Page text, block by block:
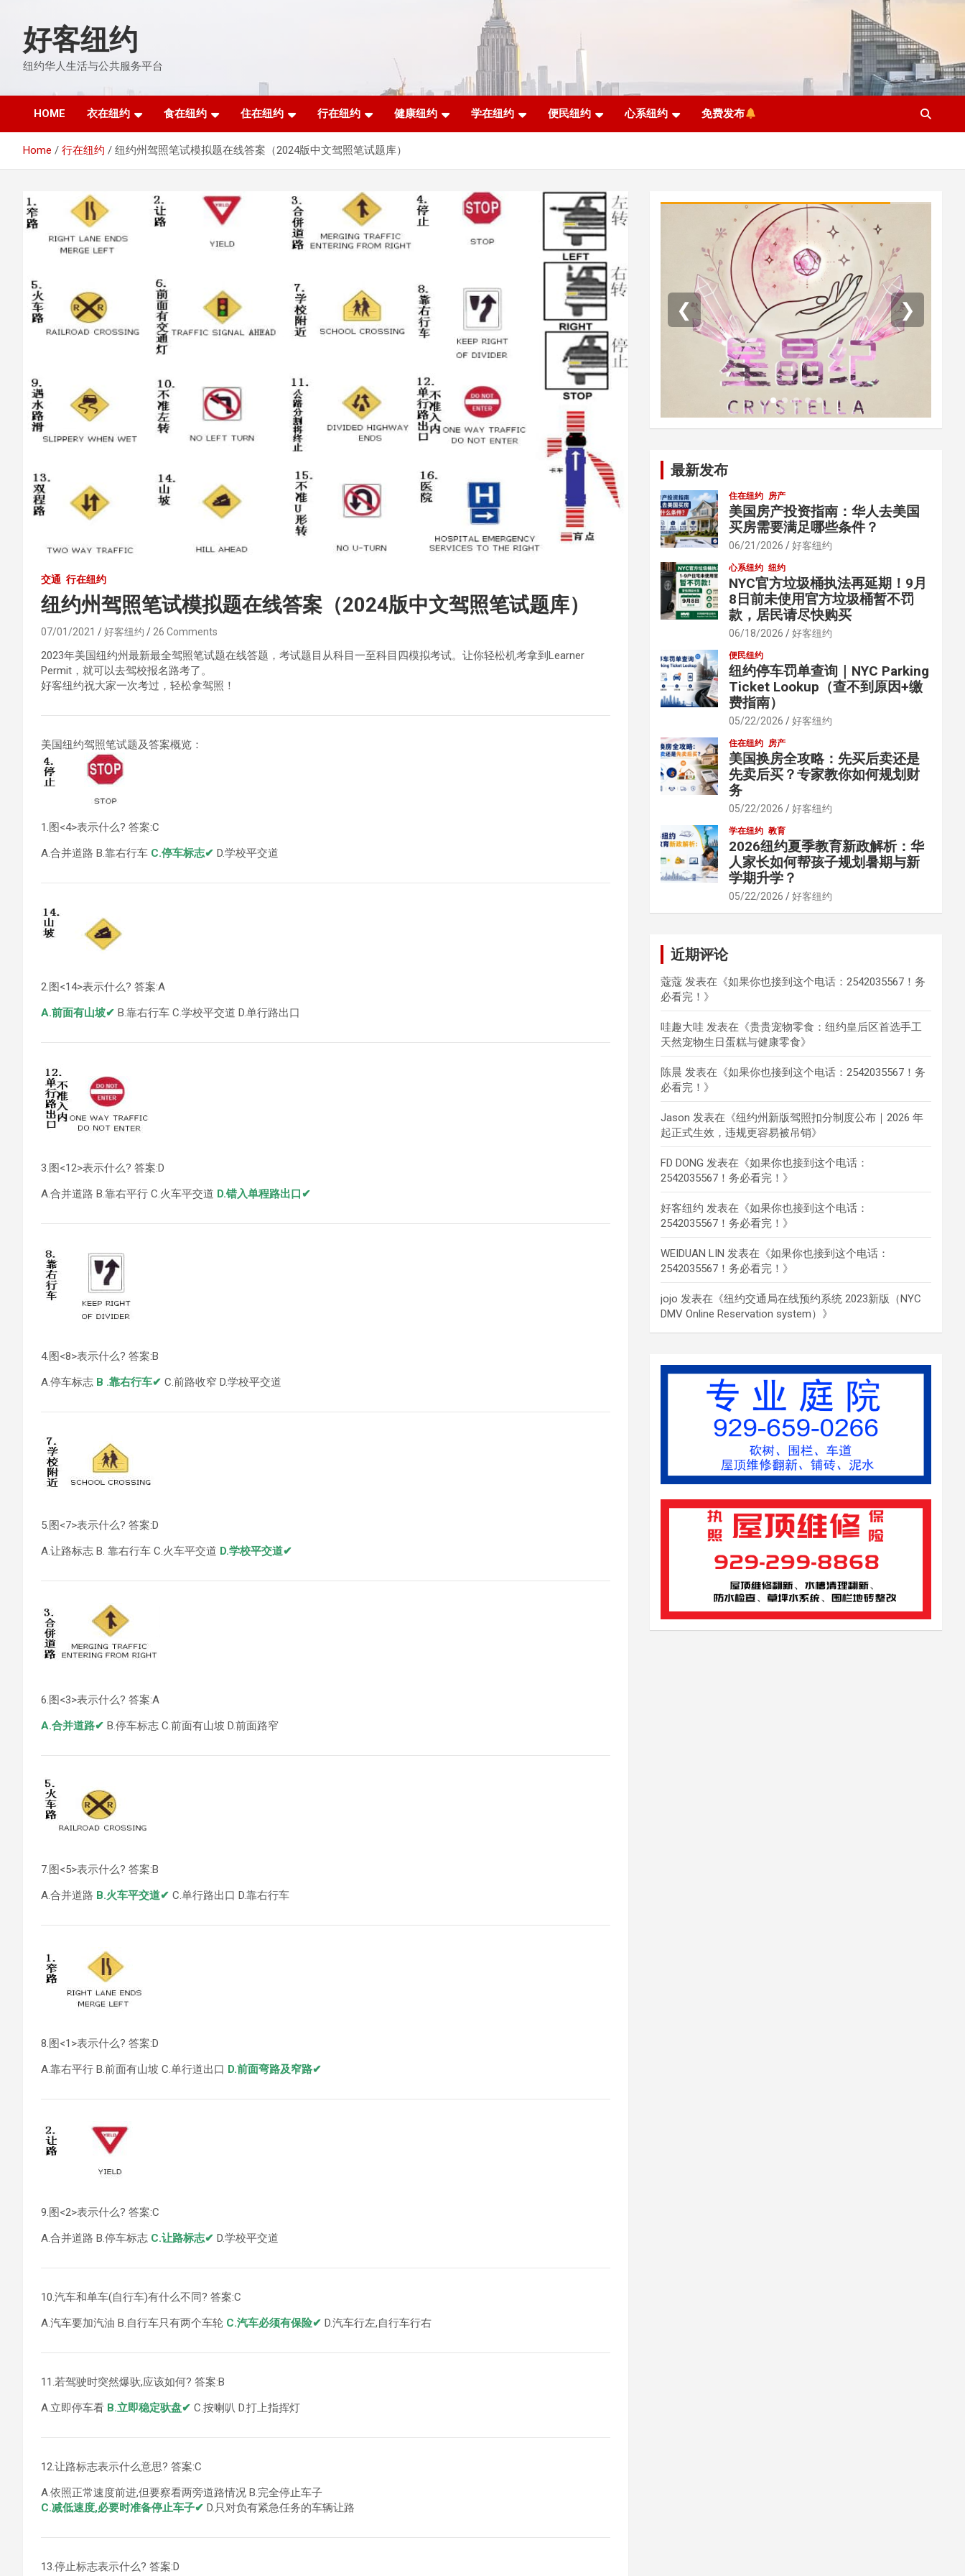
content好客纽约
纽约华人生活与公共服务平台
HOME 衣在纽约 食在纽约 住在纽约 行在纽约 健康纽约 学在纽约 便民纽约 心系纽约 免费发布
Home 行在纽约 纽约州驾照笔试模拟题在线答案（2024版中文驾照笔试题库）
交通 行在纽约
纽约州驾照笔试模拟题在线答案（2024版中文驾照笔试题库）
07/01/2021 好客纽约 26 Comments
2023年美国纽约州最新最全驾照笔试题在线答题，考试题目从科目一至科目四模拟考试。让你轻松机考拿到Learner
Permit，就可以去驾校报名路考了。
好客纽约祝大家一次考过，轻松拿驾照！
美国纽约驾照笔试题及答案概览：
1.图<4>表示什么? 答案:C
A.合并道路 B.靠右行车 C.停车标志✔ D.学校平交道
2.图<14>表示什么? 答案:A
A.前面有山坡✔ B.靠右行车 C.学校平交道 D.单行路出口
3.图<12>表示什么? 答案:D
A.合并道路 B.靠右平行 C.火车平交道 D.错入单程路出口✔
4.图<8>表示什么? 答案:B
A.停车标志 B .靠右行车✔ C.前路收窄 D.学校平交道
5.图<7>表示什么? 答案:D
A.让路标志 B. 靠右行车 C.火车平交道 D.学校平交道✔
6.图<3>表示什么? 答案:A
A.合并道路✔ B.停车标志 C.前面有山坡 D.前面路窄
7.图<5>表示什么? 答案:B
A.合并道路 B.火车平交道✔ C.单行路出口 D.靠右行车
8.图<1>表示什么? 答案:D
A.靠右平行 B.前面有山坡 C.单行道出口 D.前面弯路及窄路✔
9.图<2>表示什么? 答案:C
A.合并道路 B.停车标志 C.让路标志✔ D.学校平交道
10.汽车和单车(自行车)有什么不同? 答案:C
A.汽车要加汽油 B.自行车只有两个车轮 C.汽车必须有保险✔ D.汽车行左,自行车行右
11.若驾驶时突然爆驮,应该如何? 答案:B
A.立即停车看 B.立即稳定驮盘✔ C.按喇叭 D.打上指挥灯
12.让路标志表示什么意思? 答案:C
A.依照正常速度前进,但要察看两旁道路情况 B.完全停止车子
C.减低速度,必要时准备停止车子✔ D.只对负有紧急任务的车辆让路
13.停止标志表示什么? 答案:D
❮ ❯
最新发布
住在纽约 房产
美国房产投资指南：华人去美国
买房需要满足哪些条件？
06/21/2026 好客纽约
心系纽约 纽约
NYC官方垃圾桶执法再延期！9月
8日前未使用官方垃圾桶暂不罚
款，居民请尽快购买
06/18/2026 好客纽约
便民纽约
纽约停车罚单查询｜NYC Parking
Ticket Lookup（查不到原因+缴
费指南）
05/22/2026 好客纽约
住在纽约 房产
美国换房全攻略：先买后卖还是
先卖后买？专家教你如何规划财
务
05/22/2026 好客纽约
学在纽约 教育
2026纽约夏季教育新政解析：华
人家长如何帮孩子规划暑期与新
学期升学？
05/22/2026 好客纽约
近期评论
蔻蔻 发表在《如果你也接到这个电话：2542035567！务
必看完！ 》
哇趣大哇 发表在《贵贵宠物零食：纽约皇后区首选手工
天然宠物生日蛋糕与健康零食》
陈晨 发表在《如果你也接到这个电话：2542035567！务
必看完！ 》
Jason 发表在《纽约州新版驾照扣分制度公布｜2026 年
起正式生效，违规更容易被吊销》
FD DONG 发表在《如果你也接到这个电话：
2542035567！务必看完！ 》
好客纽约 发表在《如果你也接到这个电话：
2542035567！务必看完！ 》
WEIDUAN LIN 发表在《如果你也接到这个电话：
2542035567！务必看完！ 》
jojo 发表在《纽约交通局在线预约系统 2023新版（NYC
DMV Online Reservation system） 》